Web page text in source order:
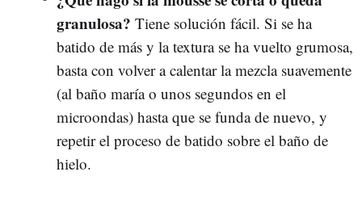
granulosa? Tiene solución fácil. Si se ha
batido de más y la textura se ha vuelto grumosa,
basta con volver a calentar la mezcla suavemente
(al baño maría o unos segundos en el
microondas) hasta que se funda de nuevo, y
repetir el proceso de batido sobre el baño de
hielo.